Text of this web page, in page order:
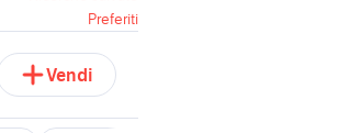
Preferiti
Vendi